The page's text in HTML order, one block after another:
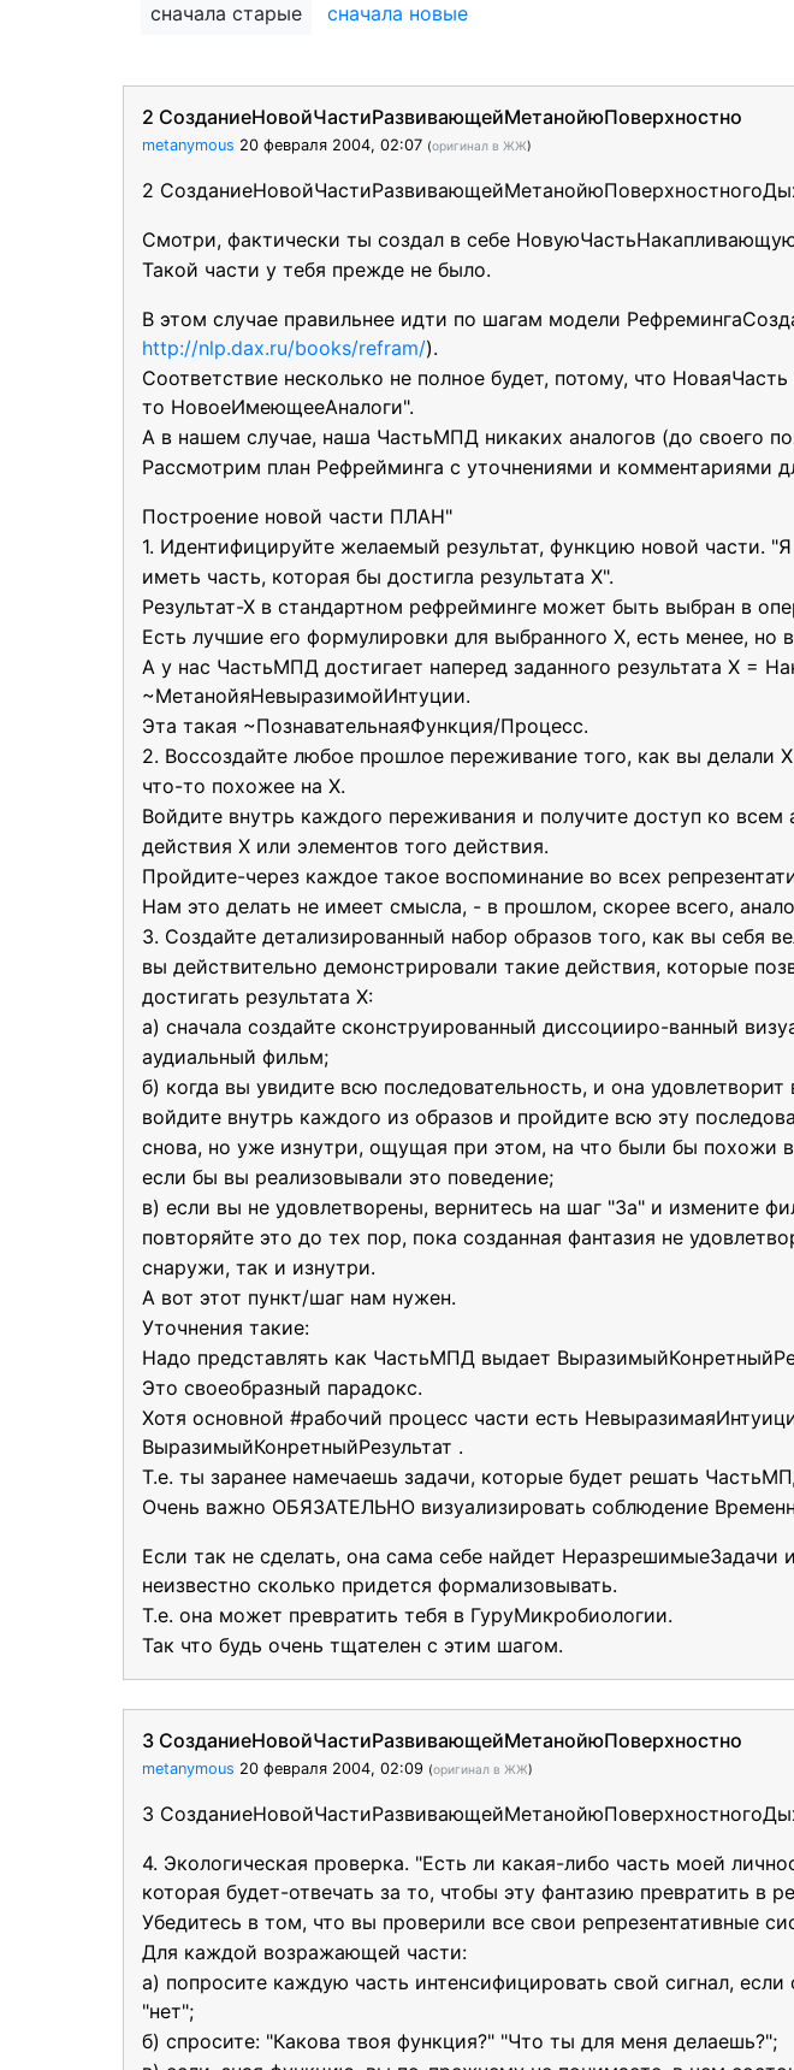
сначала старые
сначала новые
2 СозданиеНовойЧастиРазвивающейМетанойюПоверхностно
metanymous 20 февраля 2004, 02:07 (оригинал в ЖЖ)
2
Смотри, фактически ты создал в себе
Такой части у тебя прежде не было.
В этом случае правильнее идти по шагам модели
http://nlp.dax.ru/books/refram/).
Соответствие несколько не полное будет, потому, что
то НовоеИмеющееАналоги".
А в нашем случае, наша ЧастьМПД никаких аналогов (до своего
Рассмотрим план Рефрейминга с уточнениями и комментариями
Построение новой части ПЛАН"
1. Идентифицируйте желаемый результат, функцию новой части.
иметь часть, которая бы достигла результата X".
Результат-Х в стандартном рефрейминге может быть выбран в
Есть лучшие его формулировки для выбранного Х, есть менее, но
А у нас ЧастьМПД достигает наперед заданного результата Х =
~МетанойяНевыразимойИнтуции.
Эта такая ~ПознавательнаяФункция/Процесс.
2. Воссоздайте любое прошлое переживание того, как вы делали
что-то похожее на X.
Войдите внутрь каждого переживания и получите доступ ко всем
действия Х или элементов того действия.
Пройдите-через каждое такое воспоминание во всех
Нам это делать не имеет смысла, - в прошлом, скорее всего,
3. Создайте детализированный набор образов того, как вы себя
вы действительно демонстрировали такие действия, которые
достигать результата X:
а) сначала создайте сконструированный диссоцииро-ванный
аудиальный фильм;
б) когда вы увидите всю последовательность, и она удовлетворит
войдите внутрь каждого из образов и пройдите всю эту
снова, но уже изнутри, ощущая при этом, на что были бы похожи
если бы вы реализовывали это поведение;
в) если вы не удовлетворены, вернитесь на шаг "За" и измените
повторяйте это до тех пор, пока созданная фантазия не
снаружи, так и изнутри.
А вот этот пункт/шаг нам нужен.
Уточнения такие:
Надо представлять как ЧастьМПД выдает
Это своеобразный парадокс.
Хотя основной #рабочий процесс части есть
ВыразимыйКонретныйРезультат .
Т.е. ты заранее намечаешь задачи, которые будет решать
Очень важно ОБЯЗАТЕЛЬНО визуализировать соблюдение
Если так не сделать, она сама себе найдет
неизвестно сколько придется формализовывать.
Т.е. она может превратить тебя в ГуруМикробиологии.
Так что будь очень тщателен с этим шагом.
3 СозданиеНовойЧастиРазвивающейМетанойюПоверхностно
metanymous 20 февраля 2004, 02:09 (оригинал в ЖЖ)
3
4. Экологическая проверка. "Есть ли какая-либо часть моей
которая будет-отвечать за то, чтобы эту фантазию превратить в
Убедитесь в том, что вы проверили все свои репрезентативные
Для каждой возражающей части:
а) попросите каждую часть интенсифицировать свой сигнал,
"нет";
б) спросите: "Какова твоя функция?" "Что ты для меня делаешь?";